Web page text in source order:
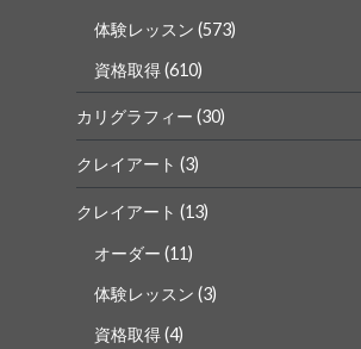
体験レッスン (573)
資格取得(610)
カリグラフィー (30)
クレイアート (3)
クレイアート (13)
オーダー (11)
体験レッスン (3)
資格取得(4)